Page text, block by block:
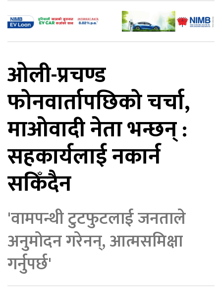
ओली-प्रचण्ड
फोनवार्तापछिको चर्चा,
माओवादी नेता भन्छन् :
सहकार्यलाई नकार्न
सकिँदैन
'वामपन्थी टुटफुटलाई जनताले
अनुमोदन गरेनन्, आत्मसमिक्षा
गर्नुपर्छ'